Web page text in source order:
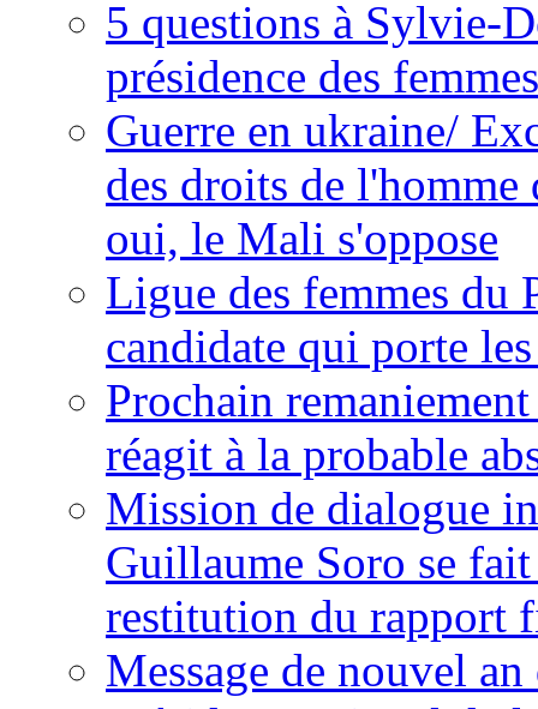
5 questions à Sylvie-
présidence des
Guerre en ukraine/
des droits de
oui, le Mali s'oppose
Ligue des femmes du
candidate qui porte
Prochain
réagit à la probable
Mission de dialogue
Guillaume Soro se
restitution du rapport
Message de nouvel